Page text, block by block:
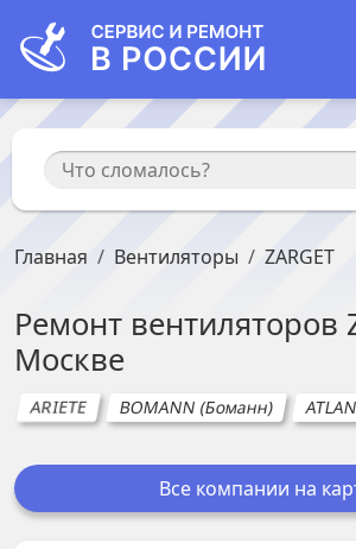
Главная Вентиляторы ZARGET
Ремонт вентиляторов
Москве
ARIETE BOMANN (Боманн)
Все компании на